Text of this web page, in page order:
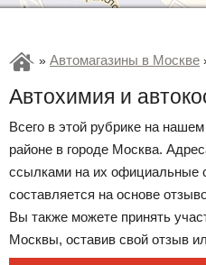
» Автомагазины в Москве
Автохимия и
Всего в этой рубрике на
районе в городе Москва.
ссылками на их официальные
составляется на основе
Вы также можете принять
Москвы, оставив свой отзыв